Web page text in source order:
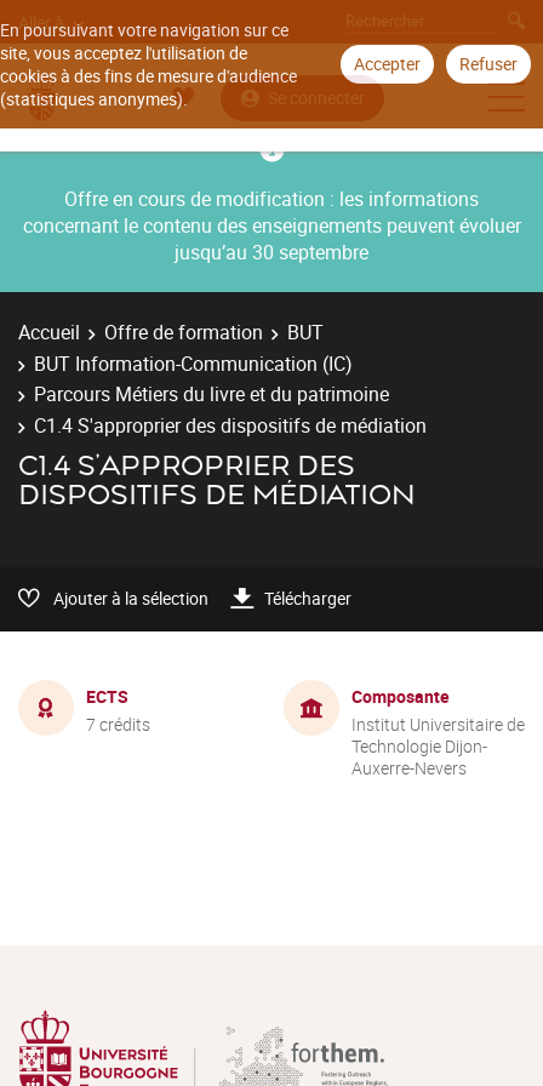
En poursuivant votre navigation sur ce
site, vous acceptez l'utilisation de
cookies à des fins de mesure d'audience
(statistiques anonymes).
Accepter Refuser
Aller à
Se connecter
Offre en cours de modification : les informations
concernant le contenu des enseignements peuvent évoluer
jusqu’au 30 septembre
Accueil Offre de formation
BUT
BUT Information-Communication (IC)
Parcours Métiers du livre et du patrimoine
C1.4 S'approprier des dispositifs de médiation
C1.4 S'APPROPRIER DES
DISPOSITIFS DE MÉDIATION
Ajouter à la sélection Télécharger
ECTS
7 crédits
Composante
Institut Universitaire de
Technologie Dijon-
Auxerre-Nevers